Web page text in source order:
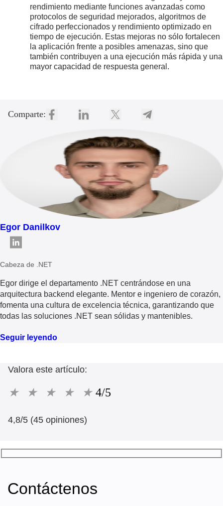
rendimiento mediante funciones avanzadas como
protocolos de seguridad mejorados, algoritmos de
cifrado perfeccionados y rendimiento optimizado en
tiempo de ejecución. Estas mejoras no sólo fortalecen
la aplicación frente a posibles amenazas, sino que
también contribuyen a una ejecución más rápida y una
mayor capacidad de respuesta general.
Comparte:
Egor Danilkov
Cabeza de .NET
Egor dirige el departamento .NET centrándose en una
arquitectura backend elegante. Mentor e ingeniero de corazón,
fomenta una cultura de excelencia técnica, garantizando que
todas las soluciones .NET sean sólidas y mantenibles.
Seguir leyendo
Valora este artículo:
★ ★ ★ ★ ★ 4/5
4,8/5 (45 opiniones)
Contáctenos